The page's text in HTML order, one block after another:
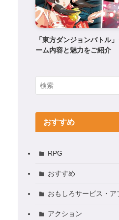
「東方ダンジョンバトル
ーム内容と魅力をご紹介
おすすめ
RPG
おすすめ
おもしろサービス・ア
アクション